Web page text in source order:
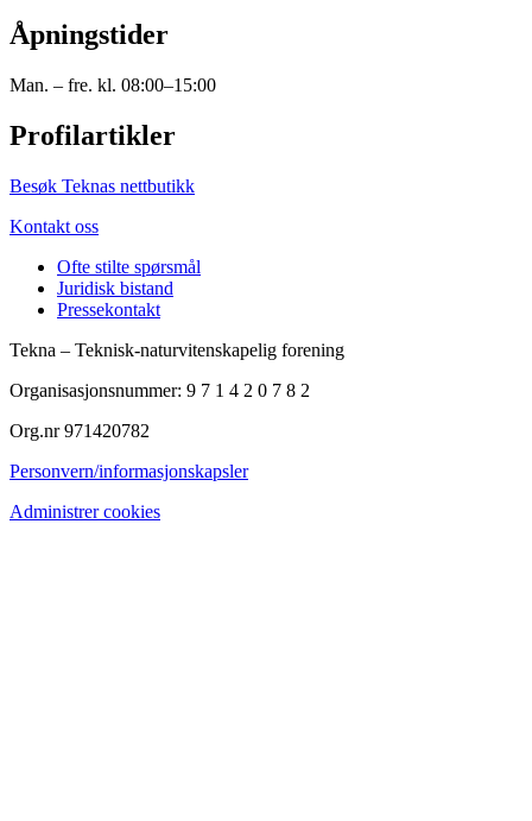
Åpningstider
Man. – fre. kl. 08:00–15:00
Profilartikler
Besøk Teknas nettbutikk
Kontakt oss
Ofte stilte spørsmål
Juridisk bistand
Pressekontakt
Tekna – Teknisk-naturvitenskapelig forening
Organisasjonsnummer: 9 7 1 4 2 0 7 8 2
Org.nr 971420782
Personvern/informasjonskapsler
Administrer cookies